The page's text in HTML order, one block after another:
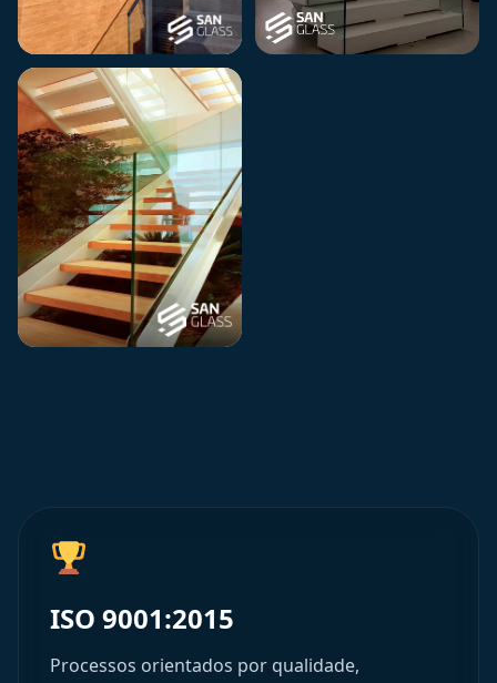
ISO 9001:2015
Processos orientados por qualidade,